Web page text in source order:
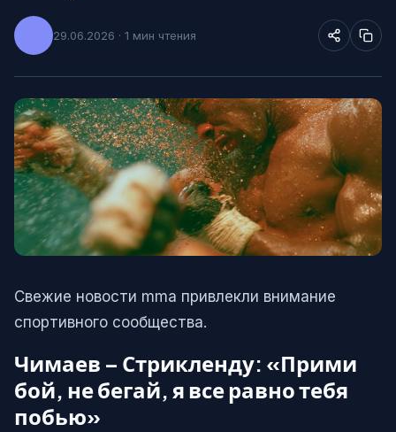
29.06.2026 · 1 мин чтения
Свежие новости mma привлекли внимание
спортивного сообщества.
Чимаев – Стрикленду: «Прими
бой, не бегай, я все равно тебя
побью»